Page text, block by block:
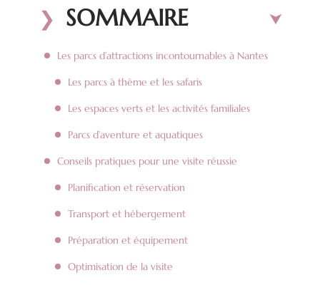
SOMMAIRE
Les parcs d’attractions incontournables à Nantes
Les parcs à thème et les safaris
Les espaces verts et les activités familiales
Parcs d’aventure et aquatiques
Conseils pratiques pour une visite réussie
Planification et réservation
Transport et hébergement
Préparation et équipement
Optimisation de la visite